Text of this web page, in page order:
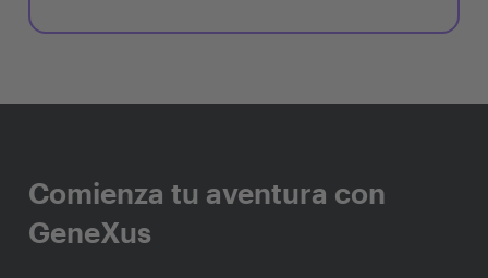
Comienza tu aventura con
GeneXus